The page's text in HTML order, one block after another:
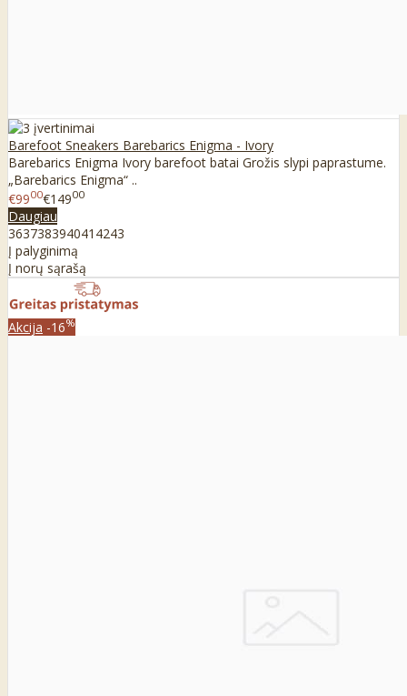
Barefoot Sneakers Barebarics Enigma - Ivory
Barebarics Enigma Ivory barefoot batai Grožis slypi paprastume.
„Barebarics Enigma“ ..
€9900€14900
Daugiau
363738394041 4243
Į palyginimą
Į norų sąrašą
Akcija -16%